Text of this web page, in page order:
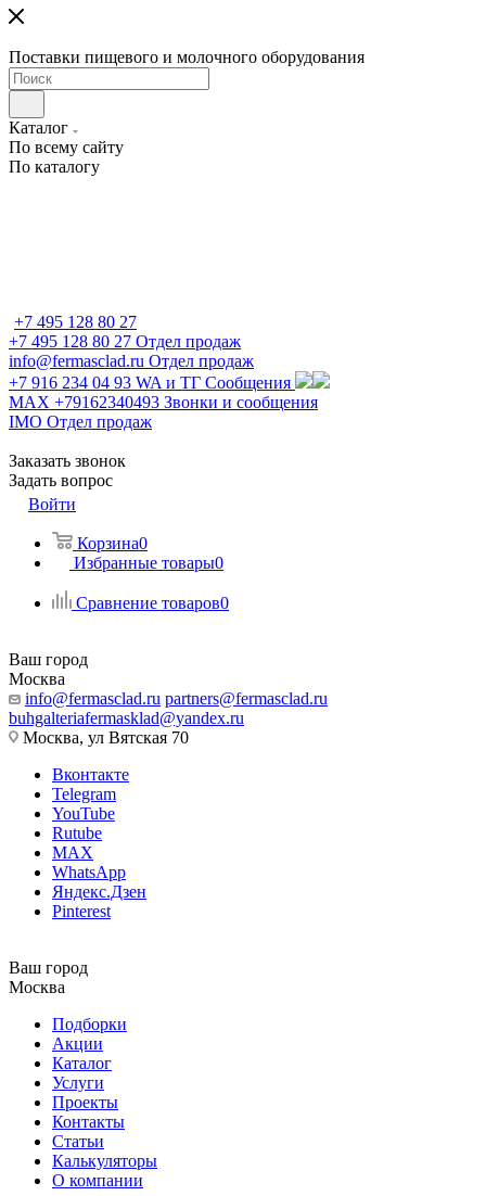
Поставки пищевого и молочного оборудования
Каталог
По всему сайту
По каталогу
+7 495 128 80 27
+7 495 128 80 27 Отдел продаж
info@fermasclad.ru Отдел продаж
+7 916 234 04 93 WA и ТГ Сообщения
MAX +79162340493 Звонки и сообщения
IMO Отдел продаж
Заказать звонок
Задать вопрос
Войти
Корзина0
Избранные товары0
Сравнение товаров0
Ваш город
Москва
info@fermasclad.ru partners@fermasclad.ru
buhgalteriafermasklad@yandex.ru
Москва, ул Вятская 70
Вконтакте
Telegram
YouTube
Rutube
MAX
WhatsApp
Яндекс.Дзен
Pinterest
Ваш город
Москва
Подборки
Акции
Каталог
Услуги
Проекты
Контакты
Статьи
Калькуляторы
О компании